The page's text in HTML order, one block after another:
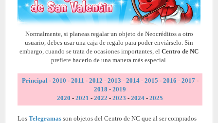
Normalmente, si planeas regalar un objeto de Neocréditos a otro
usuario, debes usar una caja de regalo para poder enviárselo. Sin
embargo, cuando se trata de ocasiones importantes, el Centro de NC
prefiere hacerlo de una manera más especial.
Principal- 2010 - 2011 - 2012 - 2013 - 2014 - 2015 - 2016 - 2017-
2018 - 2019
2020 -2021 -2022 -2023 -2024 -2025
Los Telegramas son objetos del Centro de NC que al ser comprados